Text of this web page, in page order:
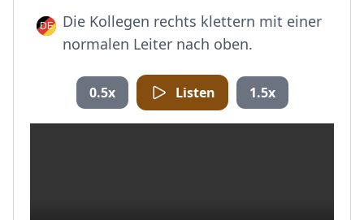
Die Kollegen rechts klettern mit einer
normalen Leiter nach oben.
0.5x Listen 1.5x